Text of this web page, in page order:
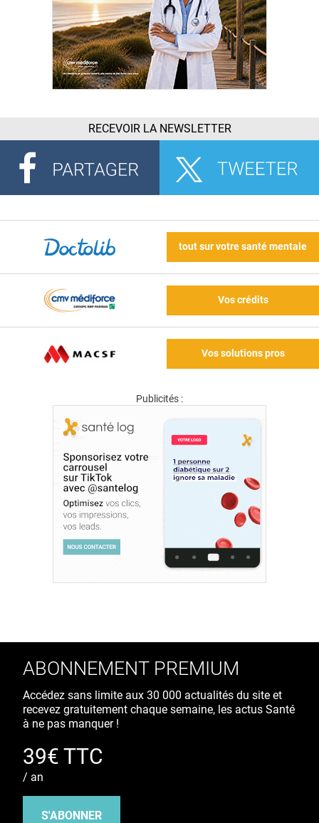
RECEVOIR LA NEWSLETTER
tout sur votre santé mentale
Vos crédits
Vos solutions pros
Publicités :
ABONNEMENT PREMIUM
Accédez sans limite aux 30 000 actualités du site et
recevez gratuitement chaque semaine, les actus Santé
à ne pas manquer !
39€ TTC
/ an
S'ABONNER